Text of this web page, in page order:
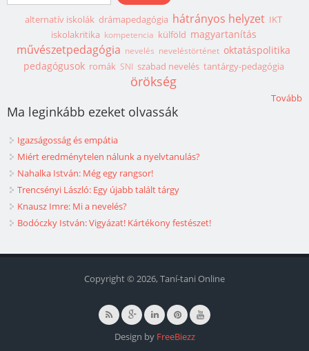
alternatív iskolák drámapedagógia hátrányos helyzet IKT
iskolakritika kompetencia külföld magyartanítás
művészetpedagógia nevelés neveléstörténet oktatáspolitika
pedagógusok romák SNI szabad nevelés tantárgy-pedagógia
örökség
Tovább
Ma leginkább ezeket olvassák
Igazságosság és empátia
Miért eredménytelen nálunk a nyelvtanulás?
Nahalka István: Még egy rangsor!
Trencsényi László: Egy újabb talált tárgy
Knausz Imre: Mi a nevelés?
Bodóczky István: Vigyázat! Kártékony festészet!
Copyright © 2026, Taní-tani Online
Design by FreeBiezz